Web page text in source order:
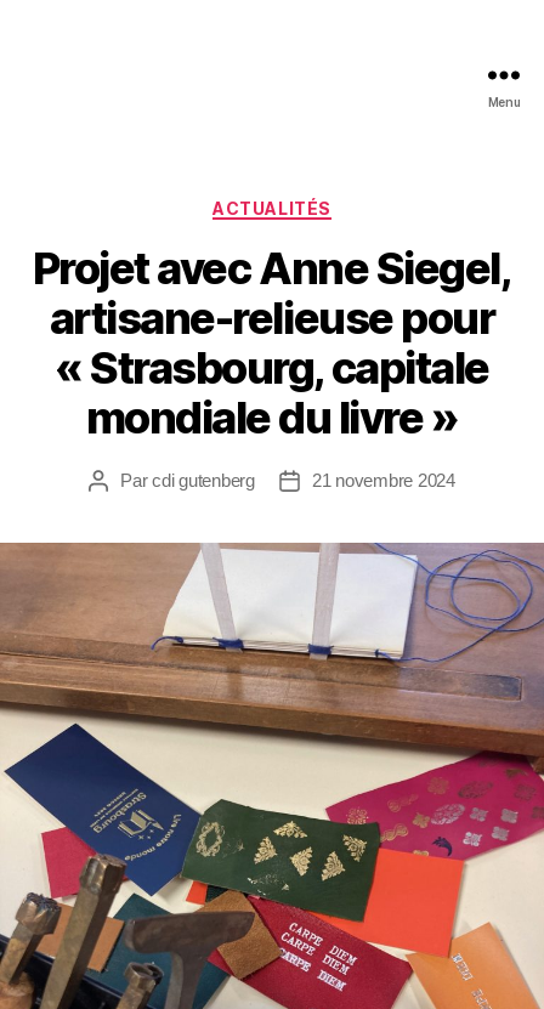
Menu
ACTUALITÉS
Projet avec Anne Siegel,
artisane-relieuse pour
« Strasbourg, capitale
mondiale du livre »
Parcdi gutenberg 21 novembre 2024